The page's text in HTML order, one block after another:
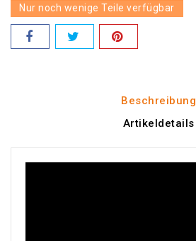
Nur noch wenige Teile verfügbar
Beschreibung
Artikeldetails